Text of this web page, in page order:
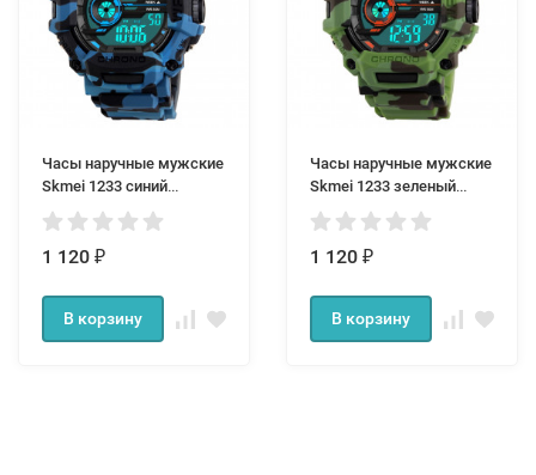
Часы наручные мужские
Skmei 1233 синий
камуфляж
1 120 ₽
В корзину
Часы наручные мужские
Skmei 1233 зеленый
камуфляж
1 120 ₽
В корзину